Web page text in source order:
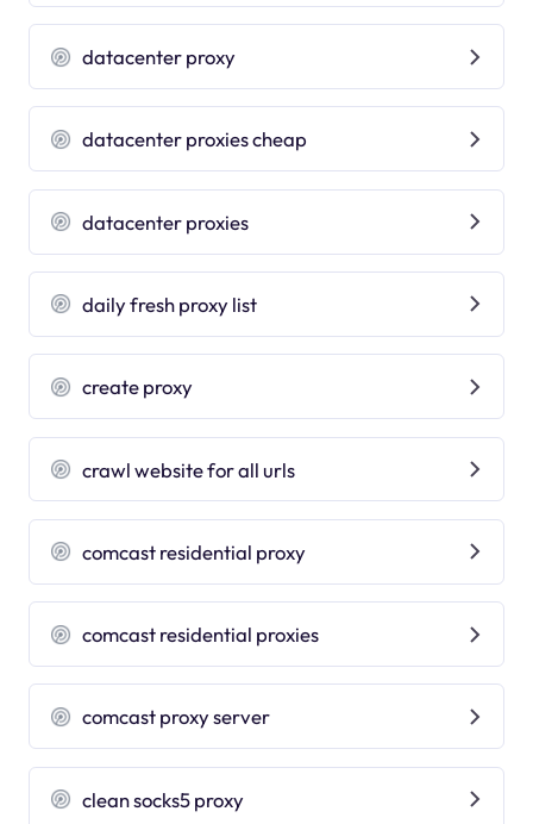
datacenter proxy
datacenter proxies cheap
datacenter proxies
daily fresh proxy list
create proxy
crawl website for all urls
comcast residential proxy
comcast residential proxies
comcast proxy server
clean socks5 proxy